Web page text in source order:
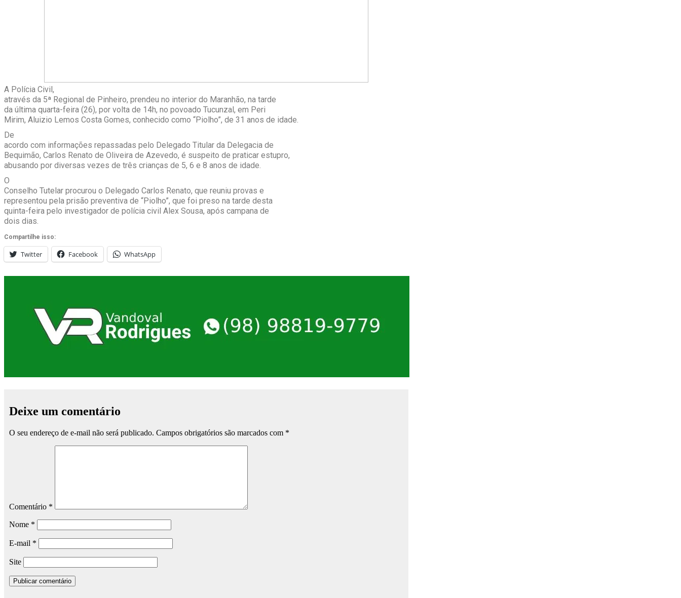
A Polícia Civil,
através da 5ª Regional de Pinheiro, prendeu no interior do Maranhão, na tarde
da última quarta-feira (26), por volta de 14h, no povoado Tucunzal, em Peri
Mirim, Aluizio Lemos Costa Gomes, conhecido como “Piolho”, de 31 anos de idade.
De
acordo com informações repassadas pelo Delegado Titular da Delegacia de
Bequimão, Carlos Renato de Oliveira de Azevedo, é suspeito de praticar estupro,
abusando por diversas vezes de três crianças de 5, 6 e 8 anos de idade.
O
Conselho Tutelar procurou o Delegado Carlos Renato, que reuniu provas e
representou pela prisão preventiva de “Piolho”, que foi preso na tarde desta
quinta-feira pelo investigador de polícia civil Alex Sousa, após campana de
dois dias.
Compartilhe isso:
Twitter Facebook WhatsApp
Deixe um comentário
O seu endereço de e-mail não será publicado. Campos obrigatórios são marcados com *
Comentário *
Nome *
E-mail *
Site